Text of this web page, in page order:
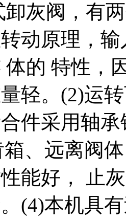
灰阀，有
动原理，
的 特性，
轻。(2)运
件采用轴
、远离阀
能好， 止
(4)本机具